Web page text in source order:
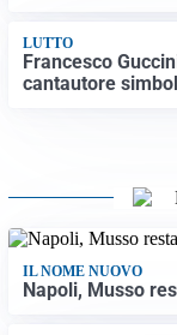
LUTTO
Francesco
cantautore
IL NOME NUOVO
Napoli, Musso